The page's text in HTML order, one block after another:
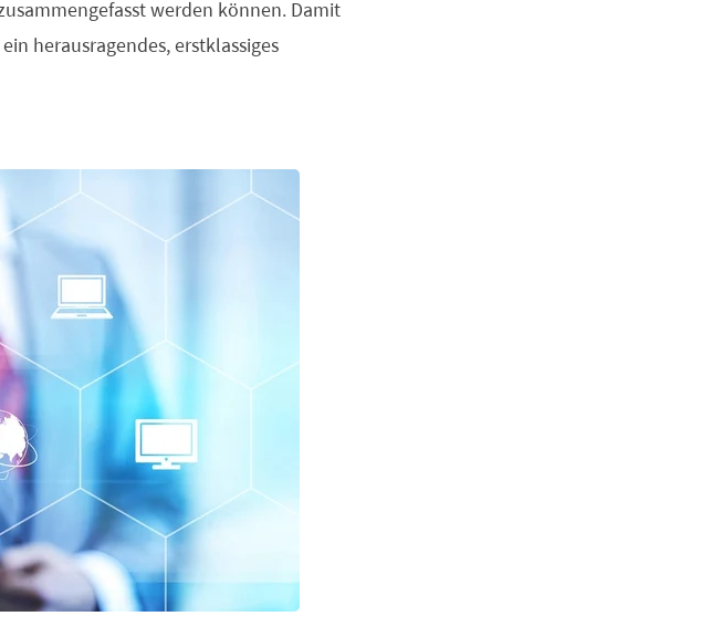
werden können. Damit
herausragendes, erstklassiges